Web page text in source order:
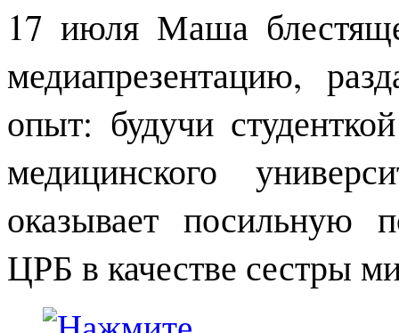
17 июля Маша
медиапрезентацию,
опыт: будучи
медицинского
оказывает посильную
ЦРБ в качестве сестры